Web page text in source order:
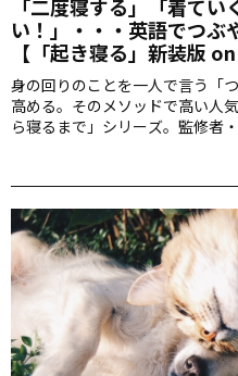
「二度寝する」「着てい
い！」・・・英語でつぶ
【「起き寝る」新装版
身の回りのことを一人で言う「
高める。そのメソッドで高い人
ら寝るまで」シリーズ。監修者